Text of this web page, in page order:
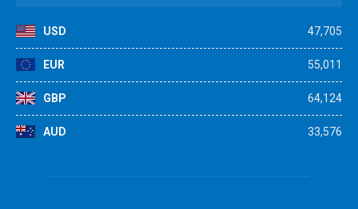
USD 47,705
EUR 55,011
GBP 64,124
AUD 33,576